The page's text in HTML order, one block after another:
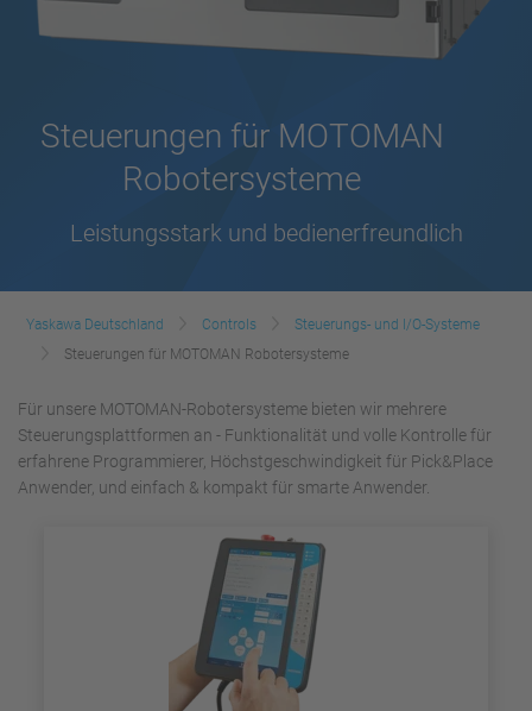
Steuerungen für MOTOMAN
Robotersysteme
Leistungsstark und bedienerfreundlich
Yaskawa Deutschland Controls
Steuerungs- und I/O-Systeme
Steuerungen für MOTOMAN Robotersysteme
Für unsere MOTOMAN-Robotersysteme bieten wir mehrere
Steuerungsplattformen an - Funktionalität und volle Kontrolle für
erfahrene Programmierer, Höchstgeschwindigkeit für Pick&Place
Anwender, und einfach & kompakt für smarte Anwender.